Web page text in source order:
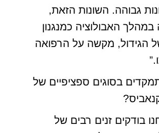
גבוהה. השונות הזאת,
האבולוציה כמנגנון
הגידול, מקשה על הרפואה
בסוגים ספציפיים של
בודקים זנים רבים של